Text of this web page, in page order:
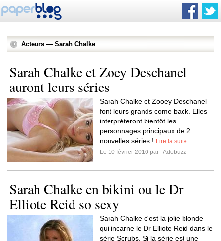
Acteurs — Sarah Chalke
Sarah Chalke et Zoey Deschanel
auront leurs séries
Sarah Chalke et Zooey Deschanel
font leurs grands come back. Elles
interpréteront bientôt les
personnages principaux de 2
nouvelles séries ! Lire la suite
Le 10 février 2010 par Adobuzz
Sarah Chalke en bikini ou le Dr
Elliote Reid so sexy
Sarah Chalke c'est la jolie blonde
qui incarne le Dr Elliote Reid dans le
série Scrubs. Si la série est une